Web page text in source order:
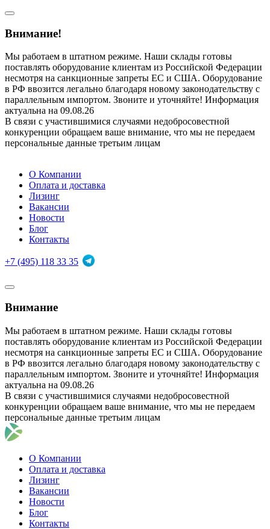
Внимание!
Мы работаем в штатном режиме. Наши склады готовы
поставлять оборудование клиентам из Российской Федерации
несмотря на санкционные запреты ЕС и США. Оборудование
в РФ ввозится легально благодаря новому законодательству с
параллельным импортом. Звоните и уточняйте! Информация
актуальна на 09.08.26
В связи с участившимися случаями недобросовестной
конкуренции обращаем ваше внимание, что мы не передаем
персональные данные третьим лицам
О Компании
Оплата и доставка
Лизинг
Вакансии
Новости
Блог
Контакты
+7 (495) 118 33 35
Внимание
Мы работаем в штатном режиме. Наши склады готовы
поставлять оборудование клиентам из Российской Федерации
несмотря на санкционные запреты ЕС и США. Оборудование
в РФ ввозится легально благодаря новому законодательству с
параллельным импортом. Звоните и уточняйте! Информация
актуальна на 09.08.26
В связи с участившимися случаями недобросовестной
конкуренции обращаем ваше внимание, что мы не передаем
персональные данные третьим лицам
О Компании
Оплата и доставка
Лизинг
Вакансии
Новости
Блог
Контакты